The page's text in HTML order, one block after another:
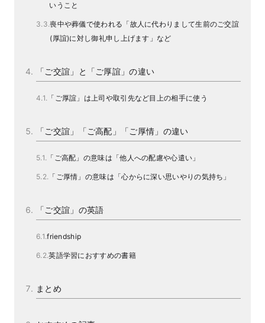
いうこと
喪中や葬儀で使われる「故人に代わりまして生前のご交誼
(厚誼)に対し御礼申し上げます」など
「ご交誼」と「ご厚誼」の違い
「ご厚誼」は上司や取引先など目上の相手に使う
「ご交誼」「ご高配」「ご厚情」の違い
「ご高配」の意味は「他人への配慮や心遣い」
「ご厚情」の意味は「心からに深い思いやりの気持ち」
「ご交誼」の英語
friendship
英語学習におすすめの書籍
まとめ